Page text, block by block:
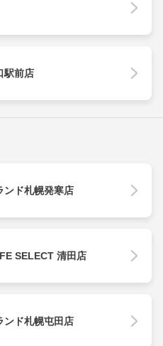
駅前店
ンド札幌発寒店
SELECT 清田店
ンド札幌屯田店